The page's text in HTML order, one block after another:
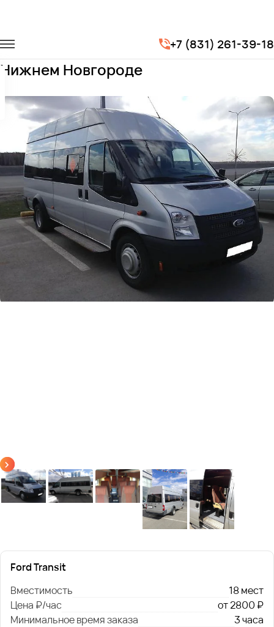
+7 (831) 261-39-18
Микроавтобусы Ford Transit
Заказать Ford Transit с водителем в
Нижнем Новгороде
Ford Transit
Вместимость
18 мест
Цена ₽/час
от 2800 ₽
Минимальное время заказа
3 часа